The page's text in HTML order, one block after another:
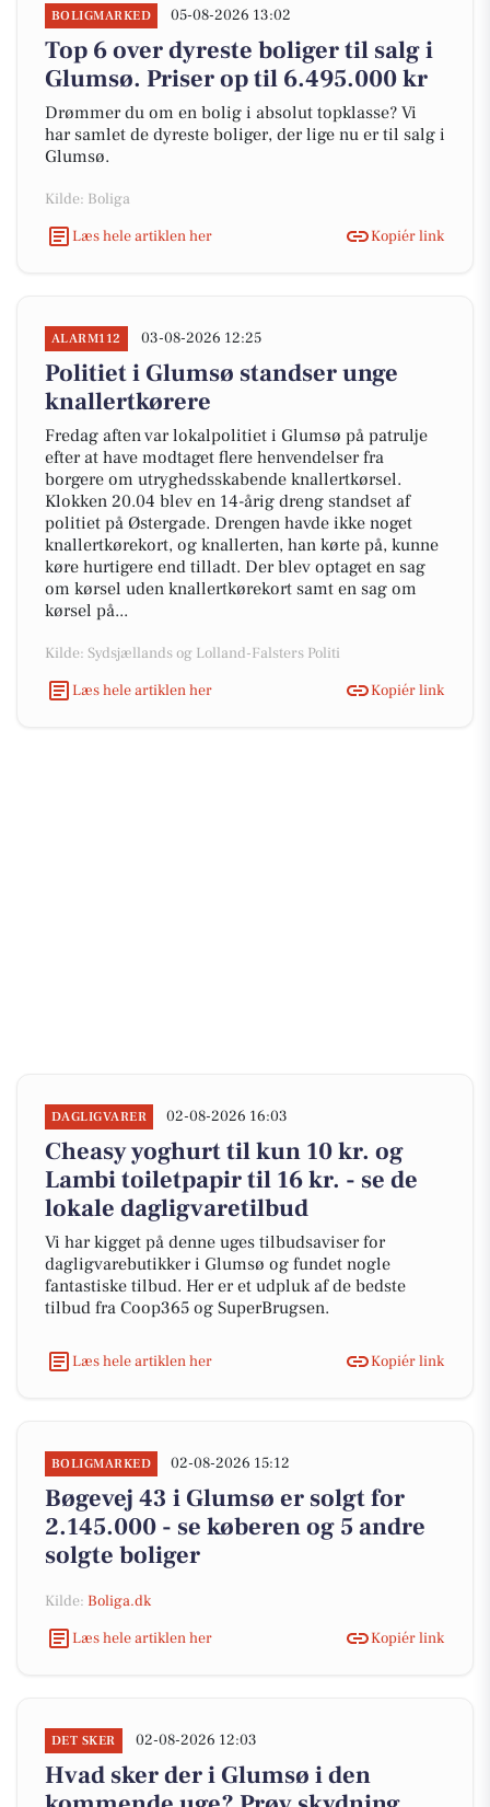
BOLIGMARKED 05-08-2026 13:02
Top 6 over dyreste boliger til salg i
Glumsø. Priser op til 6.495.000 kr
Drømmer du om en bolig i absolut topklasse? Vi
har samlet de dyreste boliger, der lige nu er til salg i
Glumsø.
Kilde: Boliga
Læs hele artiklen her
Kopiér link
ALARM112 03-08-2026 12:25
Politiet i Glumsø standser unge
knallertkørere
Fredag aften var lokalpolitiet i Glumsø på patrulje
efter at have modtaget flere henvendelser fra
borgere om utryghedsskabende knallertkørsel.
Klokken 20.04 blev en 14-årig dreng standset af
politiet på Østergade. Drengen havde ikke noget
knallertkørekort, og knallerten, han kørte på, kunne
køre hurtigere end tilladt. Der blev optaget en sag
om kørsel uden knallertkørekort samt en sag om
kørsel på...
Kilde: Sydsjællands og Lolland-Falsters Politi
Læs hele artiklen her
Kopiér link
DAGLIGVARER 02-08-2026 16:03
Cheasy yoghurt til kun 10 kr. og
Lambi toiletpapir til 16 kr. - se de
lokale dagligvaretilbud
Vi har kigget på denne uges tilbudsaviser for
dagligvarebutikker i Glumsø og fundet nogle
fantastiske tilbud. Her er et udpluk af de bedste
tilbud fra Coop365 og SuperBrugsen.
Læs hele artiklen her Kopiér link
BOLIGMARKED 02-08-2026 15:12
Bøgevej 43 i Glumsø er solgt for
2.145.000 - se køberen og 5 andre
solgte boliger
Kilde: Boliga.dk
Læs hele artiklen her
Kopiér link
DET SKER 02-08-2026 12:03
Hvad sker der i Glumsø i den